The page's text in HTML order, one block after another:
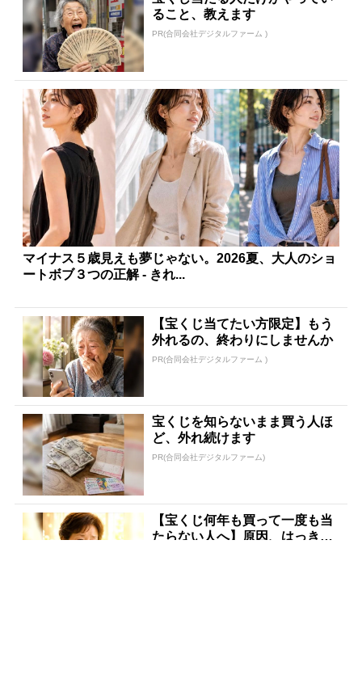
ること、教えます
PR(合同会社デジタルファーム )
マイナス５歳見えも夢じゃない。2026夏、大人のショ
ートボブ３つの正解 - きれ...
【宝くじ当てたい方限定】もう
外れるの、終わりにしませんか
PR(合同会社デジタルファーム )
宝くじを知らないまま買う人ほ
ど、外れ続けます
PR(合同会社デジタルファーム)
【宝くじ何年も買って一度も当
たらない人へ】原因、はっきり